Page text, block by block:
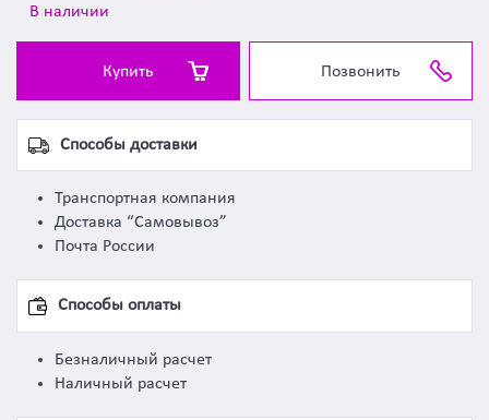
В наличии
Купить Позвонить
Способы доставки
Транспортная компания
Доставка “Самовывоз”
Почта России
Способы оплаты
Безналичный расчет
Наличный расчет